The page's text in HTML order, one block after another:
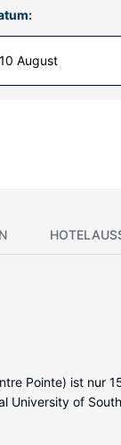
August
Pointe) ist nur
University of